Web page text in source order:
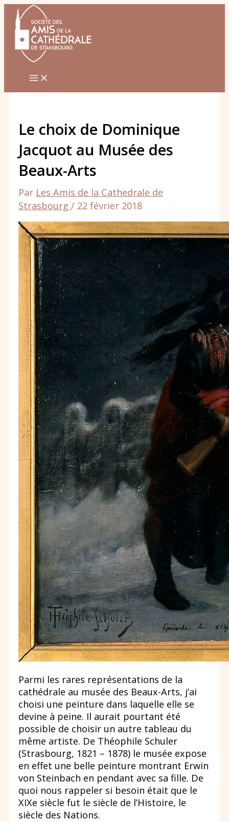
Aller
contenu
Le choix de Dominique
Jacquot au Musée des
Beaux-Arts
Par Les Amis de la Cathedrale de
Strasbourg/ 22 février 2018
Parmi les rares représentations de la
cathédrale au musée des Beaux-Arts, j’ai
choisi une peinture dans laquelle elle se
devine à peine. Il aurait pourtant été
possible de choisir un autre tableau du
même artiste. De Théophile Schuler
(Strasbourg, 1821 – 1878) le musée expose
en effet une belle peinture montrant Erwin
von Steinbach en pendant avec sa fille. De
quoi nous rappeler si besoin était que le
XIXe siècle fut le siècle de l’Histoire, le
siècle des Nations.